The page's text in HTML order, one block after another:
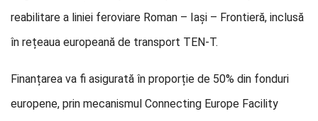
reabilitare a liniei feroviare Roman – Iași – Frontieră, inclusă
în rețeaua europeană de transport TEN-T.
Finanțarea va fi asigurată în proporție de 50% din fonduri
europene, prin mecanismul Connecting Europe Facility